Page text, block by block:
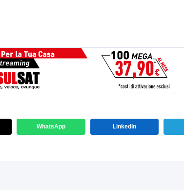
WhatsApp LinkedIn